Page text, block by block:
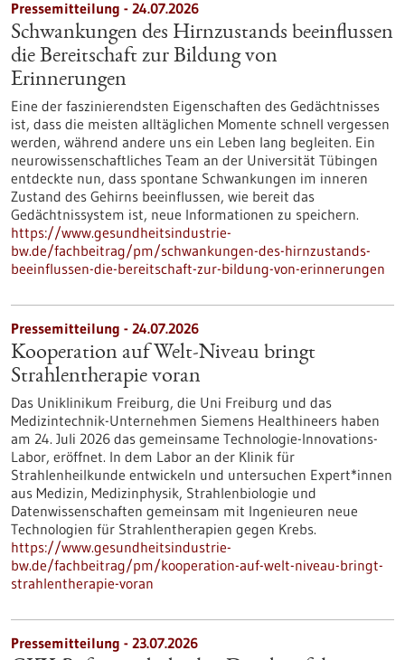
Pressemitteilung - 24.07.2026
Schwankungen des Hirnzustands beeinflussen
die Bereitschaft zur Bildung von
Erinnerungen
Eine der faszinierendsten Eigenschaften des Gedächtnisses
ist, dass die meisten alltäglichen Momente schnell vergessen
werden, während andere uns ein Leben lang begleiten. Ein
neurowissenschaftliches Team an der Universität Tübingen
entdeckte nun, dass spontane Schwankungen im inneren
Zustand des Gehirns beeinflussen, wie bereit das
Gedächtnissystem ist, neue Informationen zu speichern.
https://www.gesundheitsindustrie-
bw.de/fachbeitrag/pm/schwankungen-des-hirnzustands-
beeinflussen-die-bereitschaft-zur-bildung-von-erinnerungen
Pressemitteilung - 24.07.2026
Kooperation auf Welt-Niveau bringt
Strahlentherapie voran
Das Uniklinikum Freiburg, die Uni Freiburg und das
Medizintechnik-Unternehmen Siemens Healthineers haben
am 24. Juli 2026 das gemeinsame Technologie-Innovations-
Labor, eröffnet. In dem Labor an der Klinik für
Strahlenheilkunde entwickeln und untersuchen Expert*innen
aus Medizin, Medizinphysik, Strahlenbiologie und
Datenwissenschaften gemeinsam mit Ingenieuren neue
Technologien für Strahlentherapien gegen Krebs.
https://www.gesundheitsindustrie-
bw.de/fachbeitrag/pm/kooperation-auf-welt-niveau-bringt-
strahlentherapie-voran
Pressemitteilung - 23.07.2026